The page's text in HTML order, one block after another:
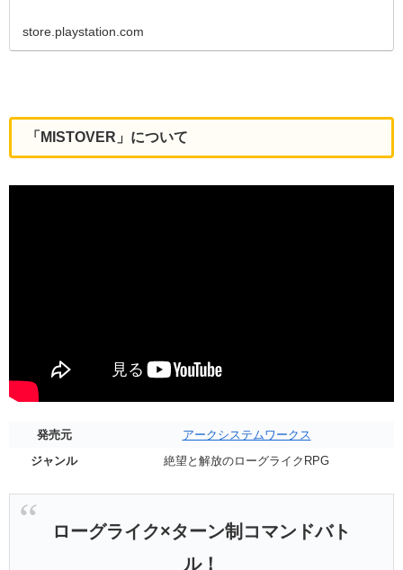
store.playstation.com
「MISTOVER」について
発売元
アークシステムワークス
ジャンル
絶望と解放のローグライクRPG
ローグライク×ターン制コマンドバト
ル！